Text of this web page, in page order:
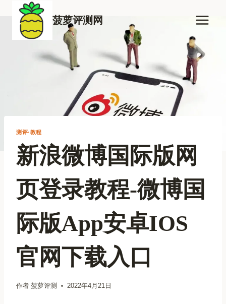
菠萝评测网
测评·教程
新浪微博国际版网
页登录教程-微博国
际版app安卓iOS
官网下载入口
作者 菠萝评测 2022年4月21日